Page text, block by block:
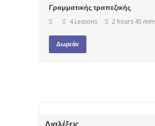
Γραμματικής τραπεζικής
4 Lessons 2 hours 45
Δωρεάν
Διαλέξεις